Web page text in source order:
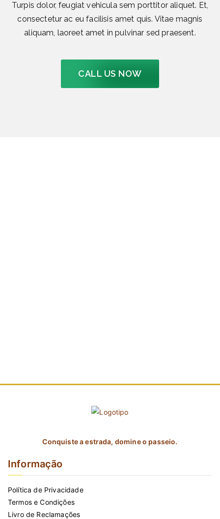
Turpis dolor, feugiat vehicula sem porttitor aliquet. Et,
consectetur ac eu facilisis amet quis. Vitae magnis
aliquam, laoreet amet in pulvinar sed praesent.
CALL US NOW
Conquiste a estrada, domine o passeio.
Informação
Política de Privacidade
Termos e Condições
Livro de Reclamações